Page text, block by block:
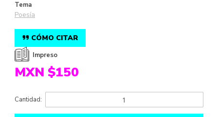
Tema
Poesía
CÓMO CITAR
Impreso
MXN $150
Cantidad: